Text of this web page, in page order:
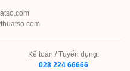
Kế toán / Tuyển dụng:
028 224 66666